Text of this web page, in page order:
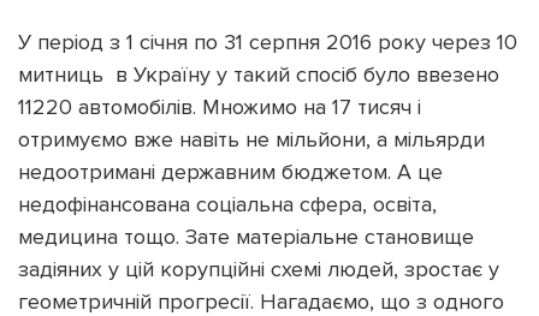
У період з 1 січня по 31 серпня 2016 року через 10
митниць в Україну у такий спосіб було ввезено
11220 автомобілів. Множимо на 17 тисяч і
отримуємо вже навіть не мільйони, а мільярди
недоотримані державним бюджетом. А це
недофінансована соціальна сфера, освіта,
медицина тощо. Зате матеріальне становище
задіяних у цій корупційні схемі людей, зростає у
геометричній прогресії. Нагадаємо, що з одного